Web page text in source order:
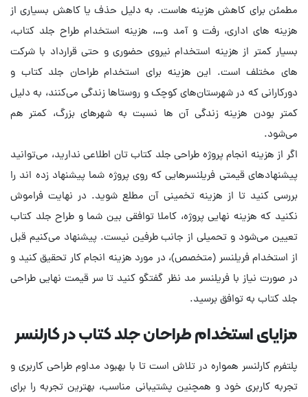
مطمئن برای کاهش هزینه هاست. به دلیل حذف یا کاهش بسیاری از
هزینه های اداری، رفت و آمد و…، هزینه استخدام طراح جلد کتاب،
بسیار کمتر از هزینه استخدام نیروی حضوری و حتی قرارداد با شرکت
های مختلف است. این هزینه برای استخدام طراحان جلد کتاب و
دورکارانی که در شهرستان‌های کوچک و روستاها زندگی می‌کنند، به دلیل
کمتر بودن هزینه زندگی آن ها نسبت به شهرهای بزرگ، کمتر هم
می‌شود.
اگر از هزینه انجام پروژه طراحی جلد کتاب‌ تان اطلاعی ندارید، می‌توانید
پیشنهادهای قیمتی فریلنسرهایی که روی پروژه شما پیشنهاد زده اند را
بررسی کنید تا از هزینه تخمینی آن مطلع شوید. در نهایت فراموش
نکنید که هزینه نهایی پروژه، کاملا توافقی بین شما و طراح جلد کتاب
تعیین می‌شود و تحمیلی از جانب طرفین نیست. پیشنهاد می‌کنیم قبل
از استخدام فریلنسر (متخصص)، در مورد هزینه انجام کار تحقیق کنید و
در صورت نیاز با فریلنسر مد نظر گفتگو کنید تا سر قیمت نهایی طراحی
جلد کتاب به توافق برسید.
مزایای استخدام طراحان جلد کتاب در کارلنسر
پلتفرم کارلنسر همواره در تلاش است تا با بهبود مداوم طراحی کاربری و
تجربه کاربری خود و همچنین پشتیبانی مناسب، بهترین تجربه را برای